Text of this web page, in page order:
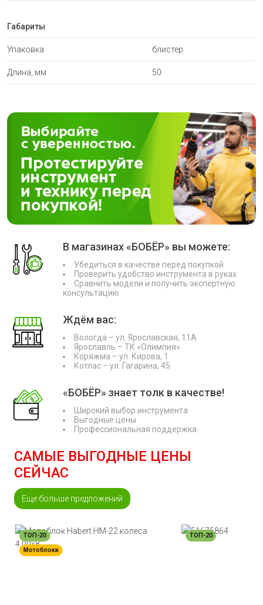
Габариты
Упаковка блистер
Длина, мм 50
В магазинах «БОБЁР» вы можете:
Убедиться в качестве перед покупкой
Проверить удобство инструмента в руках
Сравнить модели и получить экспертную
консультацию
Ждём вас:
Вологда – ул. Ярославская, 11А
Ярославль – ТК «Олимпия»
Коряжма – ул. Кирова, 1
Котлас – ул. Гагарина, 45
«БОБЁР» знает толк в качестве!
Широкий выбор инструмента
Выгодные цены
Профессиональная поддержка
САМЫЕ ВЫГОДНЫЕ ЦЕНЫ
СЕЙЧАС
Еще больше предложений
ТОП-20
Мотоблоки
ТОП-20